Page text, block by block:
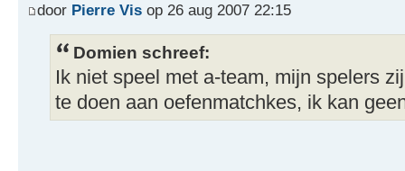
door Pierre Vis op 26 aug 2007 22:15
Domien schreef:
Ik niet speel met a-team, mijn spelers
te doen aan oefenmatchkes, ik kan